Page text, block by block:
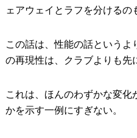
ェアウェイとラフを分けるの
この話は、性能の話という
の再現性は、クラブよりも先
これは、ほんのわずかな変
かを示す一例にすぎない。